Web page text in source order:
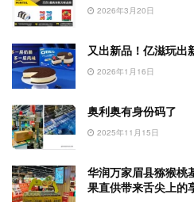
2026年3月20日
又出新品！亿滋玩出
2026年1月16日
奥利奥有身份码了
2025年11月15日
华润万家眉县猕猴桃
果直供带来舌尖上的